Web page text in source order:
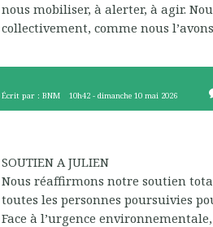
nous mobiliser, à alerter, à agir.
collectivement, comme nous
Écrit par : BNM 10h42 -dimanche 10 mai 2026
SOUTIEN A JULIEN
Nous réaffirmons notre soutien
toutes les personnes poursuivies
Face à l’urgence